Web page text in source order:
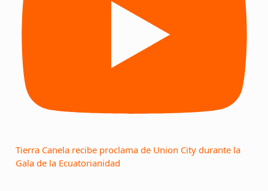
Tierra Canela recibe proclama de Union City durante la
Gala de la Ecuatorianidad